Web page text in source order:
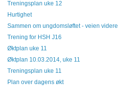
Treningsplan uke 12
Hurtighet
Sammen om ungdomsløftet - veien videre
Trening for HSH J16
Øktplan uke 11
Øktplan 10.03.2014, uke 11
Treningsplan uke 11
Plan over dagens økt